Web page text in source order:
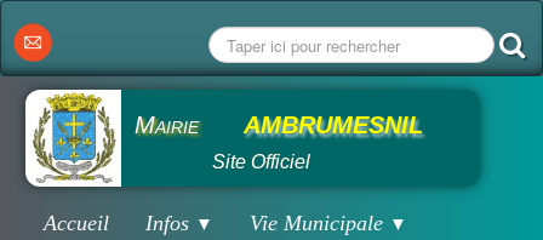
Mairie AMBRUMESNIL
Site Officiel
Accueil Infos ▼ Vie Municipale ▼